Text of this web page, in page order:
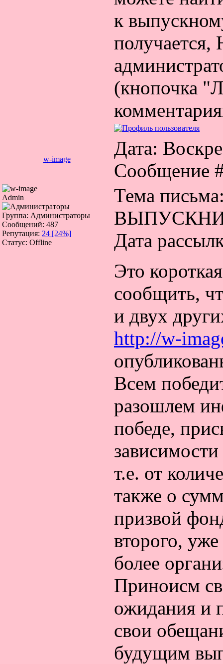
к
(кнопочка
w-image
Дата:
Сообщение
Admin
Группа: Администраторы
Сообщений: 487
Репутация: 24 [24%]
Статус: Offline
Тема
Дата
Это
сообщить,
и двух
http://w-
Всем
разошлем
победе,
зависимости
т.е. от
также о
призвой
второго,
более
Приноисм
ожидания и
свои
будущим